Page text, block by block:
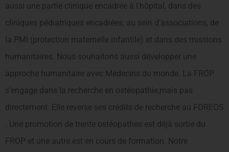
aussi une partie clinique encadrée à l’hôpital, dans des
cliniques pédiatriques encadrées, au sein d’associations, de
la PMI (protection maternelle infantile) et dans des missions
humanitaires. Nous souhaitons aussi développer une
approche humanitaire avec Médecins du monde. La FROP
s’engage dans la recherche en ostéopathie,mais pas
directement. Elle reverse ses crédits de recherche au FOREOS
. Une promotion de trente ostéopathes est déjà sortie du
FROP et une autre est en cours de formation. Notre